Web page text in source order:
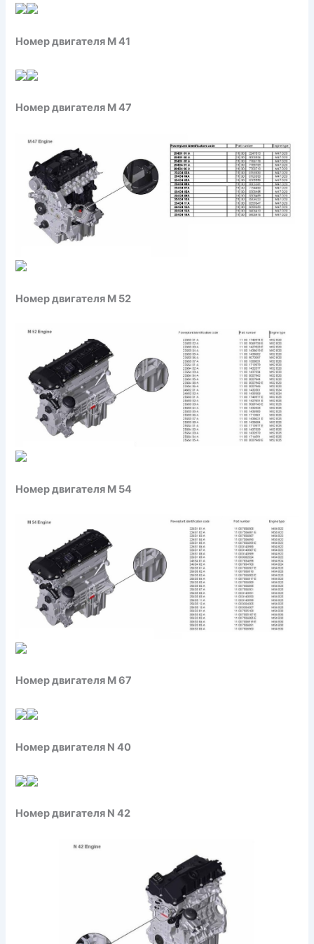
Номер двигателя M 41
Номер двигателя M 47
Номер двигателя M 52
Номер двигателя M 54
Номер двигателя M 67
Номер двигателя N 40
Номер двигателя N 42